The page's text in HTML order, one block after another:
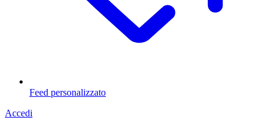
Feed personalizzato
Accedi